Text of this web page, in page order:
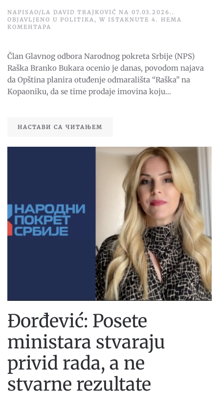
NAPISAO/LA DAVID TRAJKOVIĆ NA 07.03.2026. .
OBJAVLJENO U POLITIKA , W ISTAKNUTE 4 . НЕМА
КОМЕНТАРА
ONO
ŠTO
SU
GENERACIJE
DECENIJAMA
Član Glavnog odbora Narodnog pokreta Srbije (NPS)
Raška Branko Bukara ocenio je danas, povodom najava
da Opština planira otuđenje odmarališta “Raška” na
Kopaoniku, da se time prodaje imovina koju...
НАСТАВИ СА ЧИТАЊЕМ
Đorđević: Posete
ministara stvaraju
privid rada, a ne
stvarne rezultate